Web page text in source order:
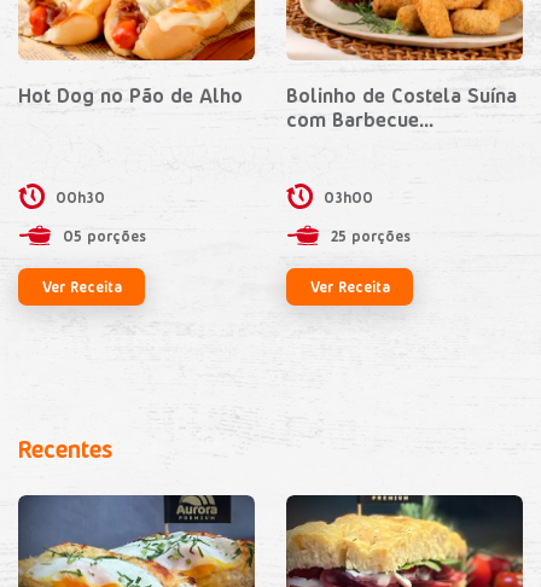
Hot Dog no Pão de Alho
00h30
05 porções
Ver Receita
Bolinho de Costela Suína
com Barbecue...
03h00
25 porções
Ver Receita
Recentes